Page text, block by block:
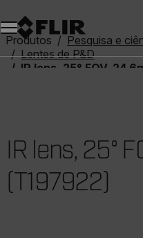
Produtos
Pesquisa e
Lentes de P&D
IR lens, 25° FOV,
IR lens, 25°
(T197922)